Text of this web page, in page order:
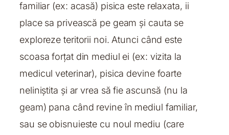
familiar (ex: acasă) pisica este relaxata, ii
place sa privească pe geam și cauta se
exploreze teritorii noi. Atunci când este
scoasa forțat din mediul ei (ex: vizita la
medicul veterinar), pisica devine foarte
neliniștita și ar vrea să fie ascunsă (nu la
geam) pana când revine în mediul familiar,
sau se obisnuieste cu noul mediu (care